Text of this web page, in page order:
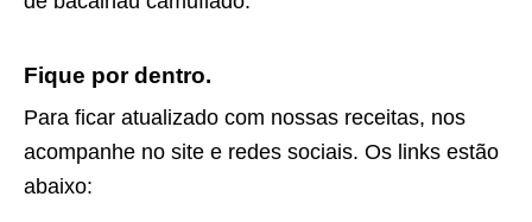
Fique por dentro.
Para ficar atualizado com nossas receitas, nos
acompanhe no site e redes sociais. Os links estão
abaixo: